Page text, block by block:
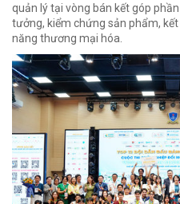
quản lý tại vòng bán kết góp
tưởng, kiểm chứng sản phẩm,
năng thương mại hóa.